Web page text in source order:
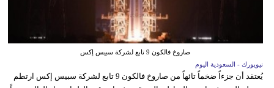
صاروخ فالكون 9 تابع لشركة سبيس إكس
نيويورك - السعودية اليوم
يُعتقد أن جزءاً ضخماً تائهاً من صاروخ فالكون 9 تابع لشركة سبيس إكس ارتطم